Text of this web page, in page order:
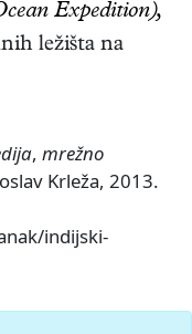
Expedition),
ležišta na
, mrežno
Krleža, 2013.
indijski-